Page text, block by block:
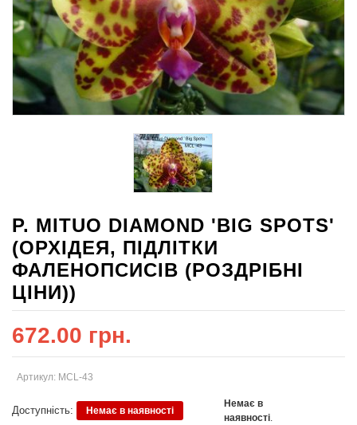
P. MITUO DIAMOND 'BIG SPOTS'
(ОРХІДЕЯ, ПІДЛІТКИ
ФАЛЕНОПСИСІВ (РОЗДРІБНІ
ЦІНИ))
672.00 грн.
Артикул: MCL-43
Доступність: Немає в наявності
Немає в
наявності.